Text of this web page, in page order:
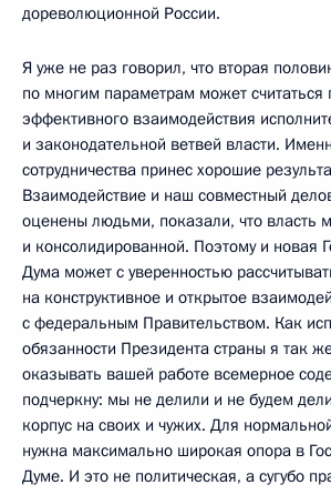
дореволюционной России.
Я уже не раз говорил, что вторая
по многим параметрам может
эффективного взаимодействия
и законодательной ветвей власти.
сотрудничества принес хорошие
Взаимодействие и наш совместный
оценены людьми, показали, что власть
и консолидированной. Поэтому и новая
Дума может с уверенностью
на конструктивное и открытое
с федеральным Правительством. Как
обязанности Президента страны я так
оказывать вашей работе всемерное
подчеркну: мы не делили и не будем
корпус на своих и чужих. Для
нужна максимально широкая опора в
Думе. И это не политическая, а сугубо